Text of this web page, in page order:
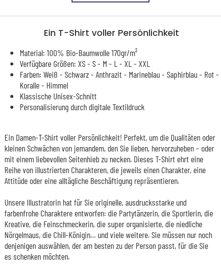
Ein T-Shirt voller Persönlichkeit
Material: 100% Bio-Baumwolle 170gr/m²
Verfügbare Größen: XS - S - M - L - XL - XXL
Farben: Weiß - Schwarz - Anthrazit - Marineblau - Saphirblau - Rot -
Koralle - Himmel
Klassische Unisex-Schnitt
Personalisierung durch digitale Textildruck
Ein Damen-T-Shirt voller Persönlichkeit! Perfekt, um die Qualitäten oder
kleinen Schwächen von jemandem, den Sie lieben, hervorzuheben – oder
mit einem liebevollen Seitenhieb zu necken. Dieses T-Shirt ehrt eine
Reihe von illustrierten Charakteren, die jeweils einen Charakter, eine
Attitüde oder eine alltägliche Beschäftigung repräsentieren.
Unsere Illustratorin hat für Sie originelle, ausdrucksstarke und
farbenfrohe Charaktere entworfen: die Partytänzerin, die Sportlerin, die
Kreative, die Feinschmeckerin, die super organisierte, die niedliche
Nörgelmaus, die Chill-Königin… und viele weitere. Sie müssen nur noch
denjenigen auswählen, der am besten zu der Person passt, für die Sie
es schenken möchten.